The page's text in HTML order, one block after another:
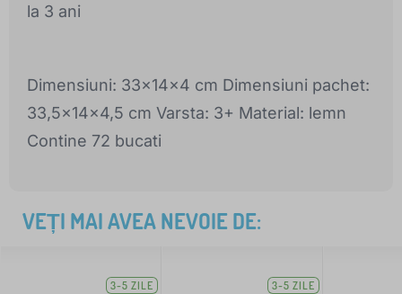
la 3 ani
Dimensiuni: 33x14x4 cm Dimensiuni pachet:
33,5x14x4,5 cm Varsta: 3+ Material: lemn
Contine 72 bucati
VEȚI MAI AVEA NEVOIE DE:
3-5 ZILE 3-5 ZILE